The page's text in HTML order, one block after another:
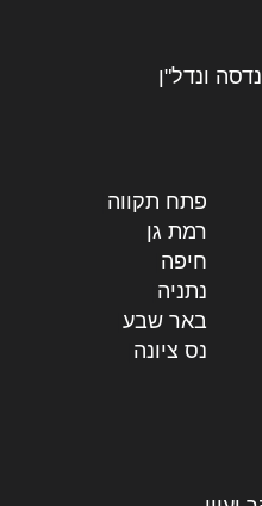
ונדל"ן
פתח תקווה
רמת גן
חיפה
נתניה
באר שבע
נס ציונה